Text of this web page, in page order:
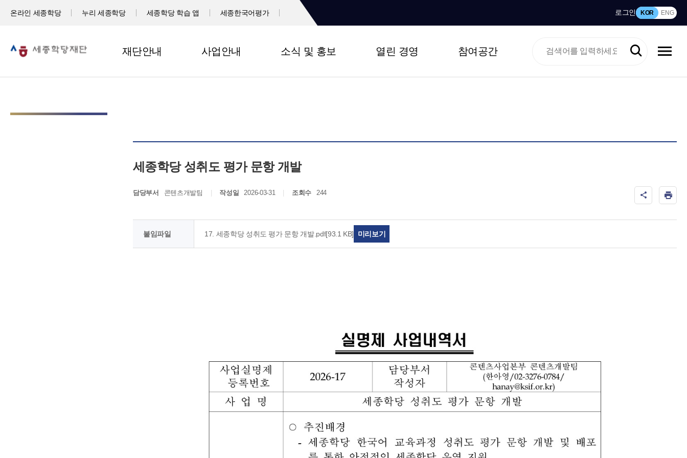
온라인 세종학당 누리 세종학당 세종학당 학습 앱 세종한국어평가 로그인 KOR ENG
재단안내 사업안내 소식 및 홍보 열린 경영 참여공간
세종학당 성취도 평가 문항 개발
담당부서 콘텐츠개발팀 작성일 2026-03-31 조회수 244
붙임파일 17. 세종학당 성취도 평가 문항 개발.pdf[93.1 KB] 미리보기